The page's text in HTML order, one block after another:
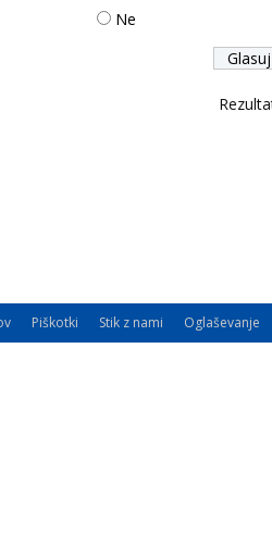
Ne
Piškotki Stik z nami Oglaševanje